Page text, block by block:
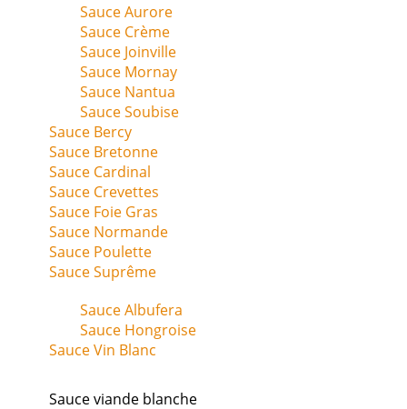
Sauce Aurore
Sauce Crème
Sauce Joinville
Sauce Mornay
Sauce Nantua
Sauce Soubise
Sauce Bercy
Sauce Bretonne
Sauce Cardinal
Sauce Crevettes
Sauce Foie Gras
Sauce Normande
Sauce Poulette
Sauce Suprême
Sauce Albufera
Sauce Hongroise
Sauce Vin Blanc
Sauce viande blanche